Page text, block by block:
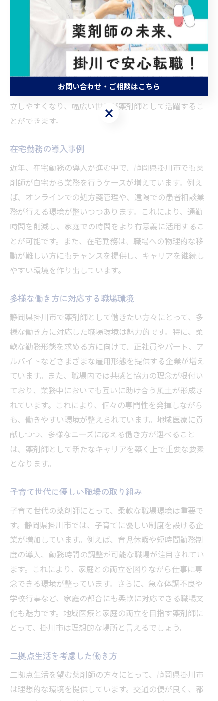
薬剤師として働きたいけれど、フルタイム勤務が難しい
方にとって、静岡県掛川市の求人情報は注目です。多く
の医療機関では、時短勤務やフレックス勤務が可能とさ
れています。例えば、日中の数時間だけの勤務や、朝早
くからのシフトなど、個々のライフスタイルに合わせた
働き方が選べます。これにより、育児や介護と仕事を両
立しやすくなり、幅広い世代が薬剤師として活躍するこ
とができます。
在宅勤務の導入事例
近年、在宅勤務の導入が進む中で、静岡県掛川市でも薬
剤師が自宅から業務を行うケースが増えています。例え
ば、オンラインでの処方箋管理や、遠隔での患者相談業
務が行える環境が整いつつあります。これにより、通勤
時間を削減し、家庭での時間をより有意義に活用するこ
とが可能です。また、在宅勤務は、職場への物理的な移
動が難しい方にもチャンスを提供し、キャリアを継続し
やすい環境を作り出しています。
多様な働き方に対応する職場環境
静岡県掛川市で薬剤師として働きたい方々にとって、多
様な働き方に対応した職場環境は魅力的です。特に、柔
軟な勤務形態を求める方に向けて、正社員やパート、ア
ルバイトなどさまざまな雇用形態を提供する企業が増え
ています。また、職場内では共感と協力の理念が根付い
ており、業務中においても互いに助け合う風土が形成さ
れています。これにより、個々の専門性を発揮しながら
も、働きやすい環境が整えられています。地域医療に貢
献しつつ、多様なニーズに応える働き方が選べること
は、薬剤師として新たなキャリアを築く上で重要な要素
となります。
子育て世代に優しい職場の取り組み
子育て世代の薬剤師にとって、柔軟な職場環境は重要で
す。静岡県掛川市では、子育てに優しい制度を設ける企
業が増加しています。例えば、育児休暇や短時間勤務制
度の導入、勤務時間の調整が可能な職場が注目されてい
ます。これにより、家庭との両立を図りながら仕事に専
念できる環境が整っています。さらに、急な体調不良や
学校行事など、家庭の都合にも柔軟に対応できる職場文
化も魅力です。地域医療と家庭の両立を目指す薬剤師に
とって、掛川市は理想的な場所と言えるでしょう。
二拠点生活を考慮した働き方
二拠点生活を望む薬剤師の方々にとって、静岡県掛川市
は理想的な環境を提供しています。交通の便が良く、都
お問い合わせ・ご相談はこちら
お問い合わせ・ご相談はこちら